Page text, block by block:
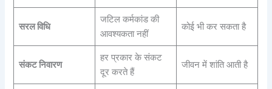
सरल विधि
जटिल कर्मकांड की
आवश्यकता नहीं
कोई भी कर सकता है
संकट निवारण
हर प्रकार के संकट
दूर करते हैं
जीवन में शांति आती है